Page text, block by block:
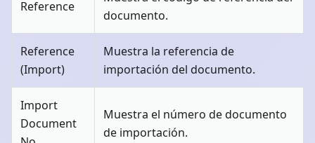
Reference
documento.
Reference
(Import)
Muestra la referencia de
importación del documento.
Import
Document
Muestra el número de documento
de importación.